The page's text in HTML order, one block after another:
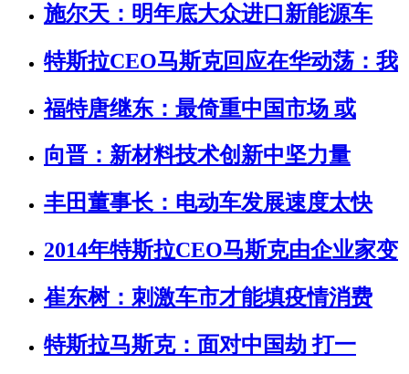
施尔天：明年底大众进口新能源车
特斯拉CEO马斯克回应在华动荡：我
福特唐继东：最倚重中国市场 或
向晋：新材料技术创新中坚力量
丰田董事长：电动车发展速度太快
2014年特斯拉CEO马斯克由企业家变
崔东树：刺激车市才能填疫情消费
特斯拉马斯克：面对中国劫 打一